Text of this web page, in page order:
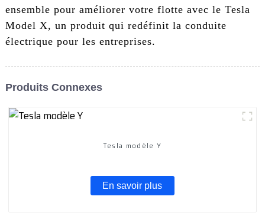
ensemble pour améliorer votre flotte avec le Tesla
Model X, un produit qui redéfinit la conduite
électrique pour les entreprises.
Produits Connexes
Tesla modèle Y
En savoir plus